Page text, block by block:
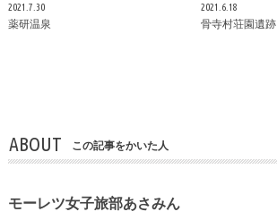
2021.7.30
薬研温泉
2021.6.18
骨寺村荘園遺跡
ABOUT この記事をかいた人
モーレツ女子旅部あさみん